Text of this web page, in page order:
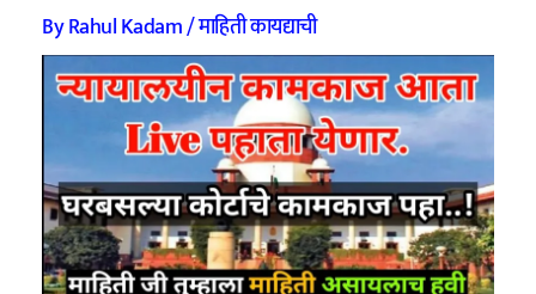
ByRahul Kadam/माहिती कायद्याची